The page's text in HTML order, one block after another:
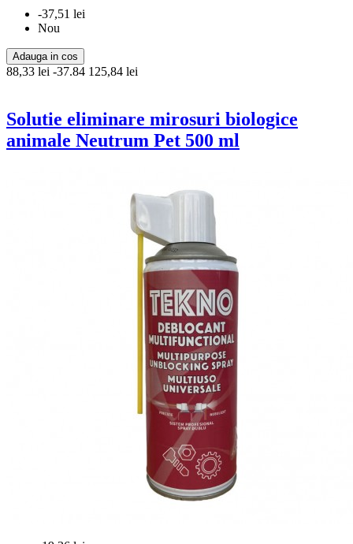
-37,51 lei
Nou
Adauga in cos
88,33 lei -37.84 125,84 lei
Solutie eliminare mirosuri biologice
animale Neutrum Pet 500 ml